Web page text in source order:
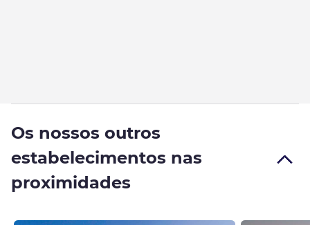
Os nossos outros
estabelecimentos nas
proximidades